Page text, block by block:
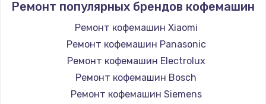
1350 руб.
Заказать
Ремонт капиллярной трубки
3390 руб.
Заказать
Ремонт популярных брендов кофемашин
Ремонт кофемашин Xiaomi
Ремонт кофемашин Panasonic
Ремонт кофемашин Electrolux
Ремонт кофемашин Bosch
Ремонт кофемашин Siemens